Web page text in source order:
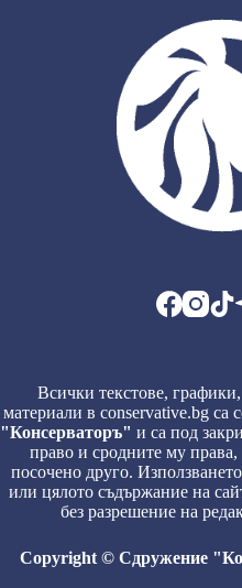
Всички текстове,
материали в conservative.bg са
"Консерваторъ" и са под
право и сродните му
посочено друго.
или цялото съдържание на
без разрешение на
Copyright © Сдружение